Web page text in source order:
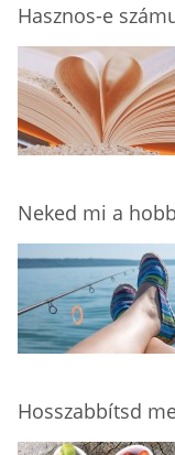
Hasznos-e
Neked mi a
Hosszabbítsd